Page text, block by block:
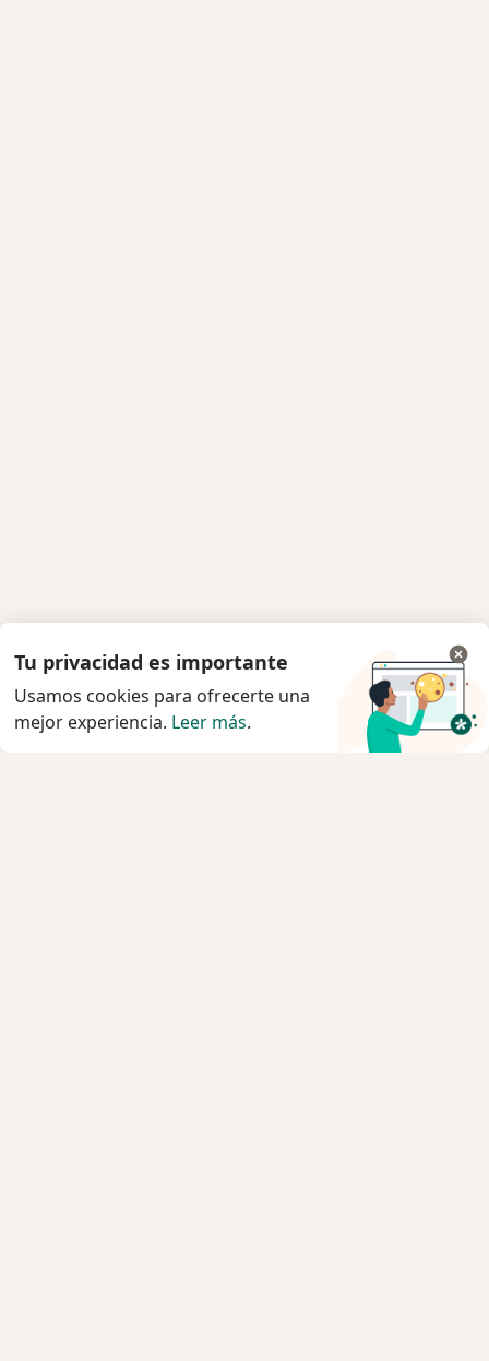
Tu privacidad es importante
Usamos cookies para ofrecerte una
mejor experiencia. Leer más.